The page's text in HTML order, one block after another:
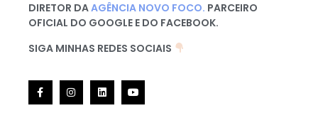
DIRETOR DAAGÊNCIA NOVO FOCO. PARCEIRO
OFICIAL DO GOOGLE E DO FACEBOOK.
SIGA MINHAS REDES SOCIAIS